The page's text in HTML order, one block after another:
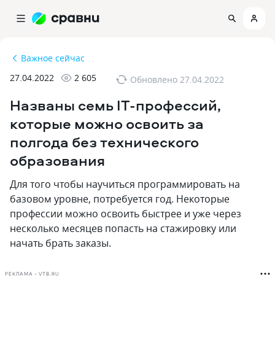
Важное сейчас
27.04.2022
2 605 Обновлено 27.04.2022
Названы семь IT-профессий,
которые можно освоить за
полгода без технического
образования
Для того чтобы научиться программировать на
базовом уровне, потребуется год. Некоторые
профессии можно освоить быстрее и уже через
несколько месяцев попасть на стажировку или
начать брать заказы.
РЕКЛАМА • VTB.RU